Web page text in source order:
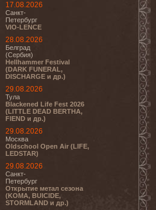
17.08.2026
Санкт-
Петербург
VIO-LENCE
28.08.2026
Белград
(Сербия)
Hellhammer Festival
(DARK FUNERAL,
DISCHARGE и др.)
29.08.2026
Тула
Blackened Life Fest 2026
(LITTLE DEAD BERTHA,
FIEND и др.)
29.08.2026
Москва
Oldschool Open Air (LIFE,
LEDSTAR)
29.08.2026
Санкт-
Петербург
Открытие метал сезона
(KOMA, BUICIDE,
STORMLAND и др.)